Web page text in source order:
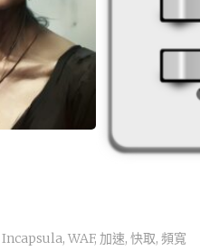
Incapsula, WAF, 加速, 快取, 頻寬